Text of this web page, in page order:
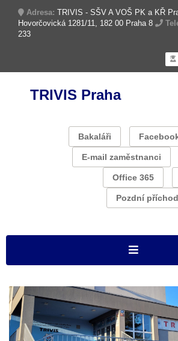
Adresa: TRIVIS - SŠV A VOŠ PK a KŘ
Hovorčovická 1281/11, 182 00 Praha 8
233
TRIVIS Praha
Bakaláři
E-mail zaměstnanci
Office 365
Pozdní